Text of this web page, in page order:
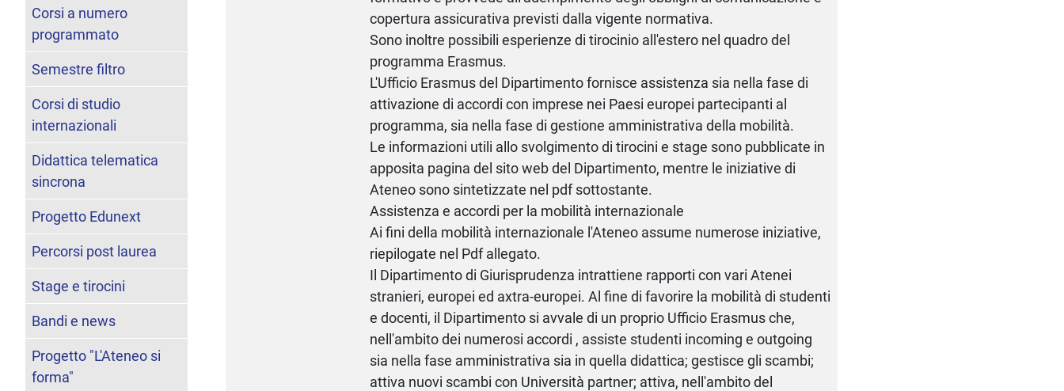
copertura assicurativa previsti dalla vigente normativa.
Sono inoltre possibili esperienze di tirocinio all'estero nel quadro del
programma Erasmus.
L'Ufficio Erasmus del Dipartimento fornisce assistenza sia nella fase di
attivazione di accordi con imprese nei Paesi europei partecipanti al
programma, sia nella fase di gestione amministrativa della mobilità.
Le informazioni utili allo svolgimento di tirocini e stage sono pubblicate in
apposita pagina del sito web del Dipartimento, mentre le iniziative di
Ateneo sono sintetizzate nel pdf sottostante.
Assistenza e accordi per la mobilità internazionale
Ai fini della mobilità internazionale l'Ateneo assume numerose iniziative,
riepilogate nel Pdf allegato.
Il Dipartimento di Giurisprudenza intrattiene rapporti con vari Atenei
stranieri, europei ed axtra-europei. Al fine di favorire la mobilità di studenti
e docenti, il Dipartimento si avvale di un proprio Ufficio Erasmus che,
nell'ambito dei numerosi accordi , assiste studenti incoming e outgoing
sia nella fase amministrativa sia in quella didattica; gestisce gli scambi;
attiva nuovi scambi con Università partner; attiva, nell'ambito del
Corsi a numero
programmato
Semestre filtro
Corsi di studio
internazionali
Didattica telematica
sincrona
Progetto Edunext
Percorsi post laurea
Stage e tirocini
Bandi e news
Progetto "L'Ateneo si
forma"